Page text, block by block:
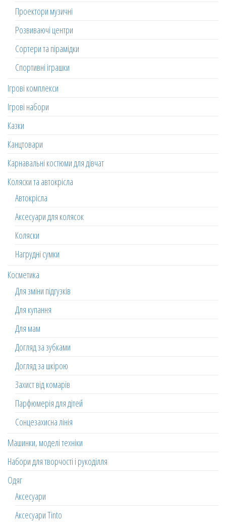
Проектори музичні
Розвиваючі центри
Сортери та пірамідки
Спортивні іграшки
Ігрові комплекси
Ігрові набори
Казки
Канцтовари
Карнавальні костюми для дівчат
Коляски та автокрісла
Автокрісла
Аксесуари для колясок
Коляски
Нагрудні сумки
Косметика
Для зміни підгузків
Для купання
Для мам
Догляд за зубками
Догляд за шкірою
Захист від комарів
Парфюмерія для дітей
Сонцезахисна лінія
Машинки, моделі техніки
Набори для творчості і рукоділля
Одяг
Аксесуари
Аксесуари Tinto